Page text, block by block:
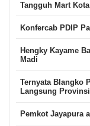
Tangguh Mart
Konfercab PDIP
Hengky Kayame
Madi
Ternyata Blangko
Langsung
Pemkot Jayapura